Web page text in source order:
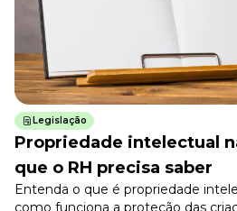
Legislação
Propriedade intelectual
que o RH precisa saber
Entenda o que é propriedade
como funciona a proteção das